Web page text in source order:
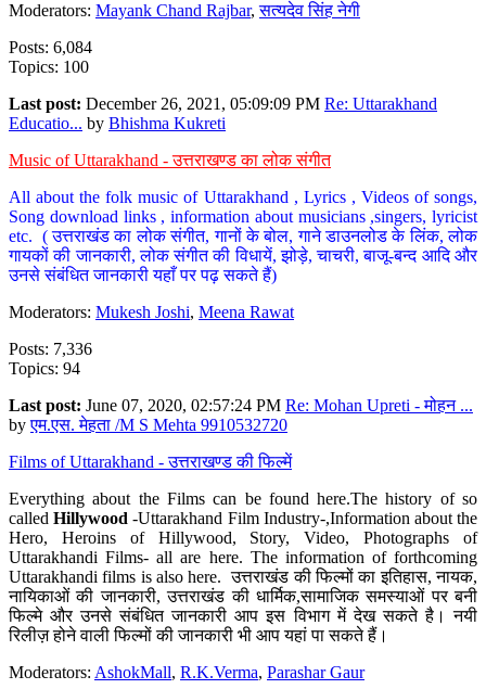
Moderators: Mayank Chand Rajbar,सत्यदेव सिंह नेगी
Posts: 6,084
Topics: 100
Last post: December 26, 2021, 05:09:09 PM Re: Uttarakhand
Educatio... by Bhishma Kukreti
Music of Uttarakhand - उत्तराखण्ड का लोक संगीत
All about the folk music of Uttarakhand , Lyrics , Videos of songs,
Song download links , information about musicians ,singers, lyricist
etc. ( उत्तराखंड का लोक संगीत, गानों के बोल, गाने डाउनलोड के लिंक, लोक
गायकों की जानकारी, लोक संगीत की विधायें, झोड़े, चाचरी, बाजू-बन्द आदि और
उनसे संबंधित जानकारी यहाँ पर पढ़ सकते हैं)
Moderators: Mukesh Joshi, Meena Rawat
Posts: 7,336
Topics: 94
Last post: June 07, 2020, 02:57:24 PM Re: Mohan Upreti - मोहन ...
byएम.एस. मेहता /M S Mehta 9910532720
Films of Uttarakhand - उत्तराखण्ड की फिल्में
Everything about the Films can be found here.The history of so
calledHillywood-Uttarakhand Film Industry-,Information about the
Hero, Heroins of Hillywood, Story, Video, Photographs of
Uttarakhandi Films- all are here. The information of forthcoming
Uttarakhandi films is also here. उत्तराखंड की फिल्मों का इतिहास, नायक,
नायिकाओं की जानकारी, उत्तराखंड की धार्मिक,सामाजिक समस्याओं पर बनी
फिल्मे और उनसे संबंधित जानकारी आप इस विभाग में देख सकते है। नयी
रिलीज़ होने वाली फिल्मों की जानकारी भी आप यहां पा सकते हैं।
Moderators: AshokMall, R.K.Verma, Parashar Gaur